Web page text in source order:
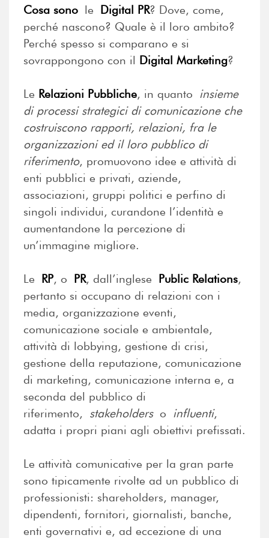
Cosa sono le Digital PR? Dove, come,
perché nascono? Quale è il loro ambito?
Perché spesso si comparano e si
sovrappongono con il Digital Marketing?
Le Relazioni Pubbliche, in quanto insieme
di processi strategici di comunicazione che
costruiscono rapporti, relazioni, fra le
organizzazioni ed il loro pubblico di
riferimento, promuovono idee e attività di
enti pubblici e privati, aziende,
associazioni, gruppi politici e perfino di
singoli individui, curandone l’identità e
aumentandone la percezione di
un’immagine migliore.
Le RP, o PR, dall’inglese Public Relations,
pertanto si occupano di relazioni con i
media, organizzazione eventi,
comunicazione sociale e ambientale,
attività di lobbying, gestione di crisi,
gestione della reputazione, comunicazione
di marketing, comunicazione interna e, a
seconda del pubblico di
riferimento, stakeholderso influenti,
adatta i propri piani agli obiettivi prefissati.
Le attività comunicative per la gran parte
sono tipicamente rivolte ad un pubblico di
professionisti: shareholders, manager,
dipendenti, fornitori, giornalisti, banche,
enti governativi e, ad eccezione di una